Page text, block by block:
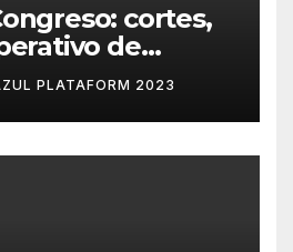
cortes,
de
la protesta
de la Ley
PLATAFORM 2023